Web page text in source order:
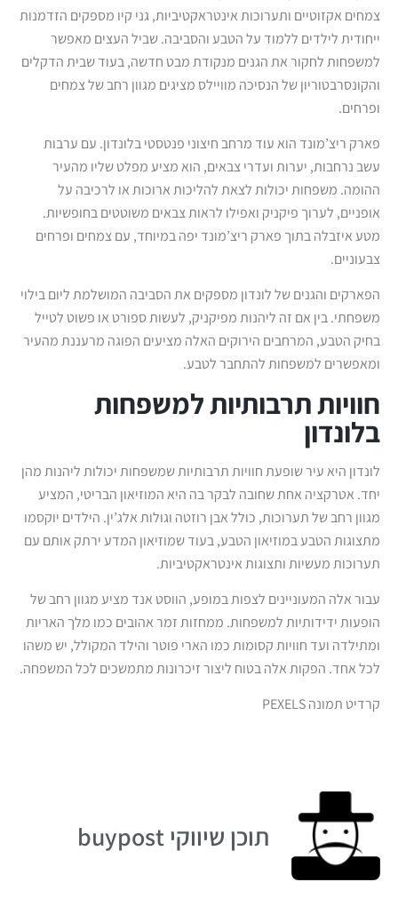
צמחים אקזוטיים ותערוכות אינטראקטיביות, גני קיו מספקים הזדמנות
ייחודית לילדים ללמוד על הטבע והסביבה. שביל העצים מאפשר
למשפחות לחקור את הגנים מנקודת מבט חדשה, בעוד שבית הדקלים
והקונסרבטוריון של הנסיכה מוויילס מציגים מגוון רחב של צמחים
ופרחים.
פארק ריצ’מונד הוא עוד מרחב חיצוני פנטסטי בלונדון. עם ערבות
עשב נרחבות, יערות ועדרי צבאים, הוא מציע מפלט שליו מהעיר
ההומה. משפחות יכולות לצאת להליכות ארוכות או לרכיבה על
אופניים, לערוך פיקניק ואפילו לראות צבאים משוטטים בחופשיות.
מטע איזבלה בתוך פארק ריצ’מונד יפה במיוחד, עם צמחים ופרחים
צבעוניים.
הפארקים והגנים של לונדון מספקים את הסביבה המושלמת ליום בילוי
משפחתי. בין אם זה ליהנות מפיקניק, לעשות ספורט או פשוט לטייל
בחיק הטבע, המרחבים הירוקים האלה מציעים הפוגה מרעננת מהעיר
ומאפשרים למשפחות להתחבר לטבע.
חוויות תרבותיות למשפחות
בלונדון
לונדון היא עיר שופעת חוויות תרבותיות שמשפחות יכולות ליהנות מהן
יחד. אטרקציה אחת שחובה לבקר בה היא המוזיאון הבריטי, המציע
מגוון רחב של תערוכות, כולל אבן רוזטה וגולות אלג’ין. הילדים יוקסמו
מתצוגות הטבע במוזיאון הטבע, בעוד שמוזיאון המדע ירתק אותם עם
תערוכות מעשיות ותצוגות אינטראקטיביות.
עבור אלה המעוניינים לצפות במופע, הווסט אנד מציע מגוון רחב של
הופעות ידידותיות למשפחות. ממחזות זמר אהובים כמו מלך האריות
ומתילדה ועד חוויות קסומות כמו הארי פוטר והילד המקולל, יש משהו
לכל אחד. הפקות אלה בטוח ליצור זיכרונות מתמשכים לכל המשפחה.
קרדיט תמונה PEXELS
תוכן שיווקי buypost